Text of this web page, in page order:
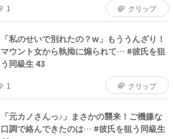
1 クリップ
「私のせいで別れたの？w」もううんざり！
マウント女から執拗に煽られて… #彼氏を狙
う同級生 43
1 クリップ
「元カノさんっ♪」まさかの襲来！ご機嫌な
口調で絡んできたのは… #彼氏を狙う同級生